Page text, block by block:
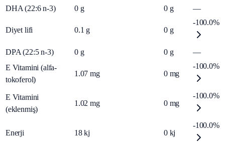
DHA (22:6 n-3) 0 g 0 g —
Diyet lifi 0.1 g 0 g
-100.0%
DPA (22:5 n-3) 0 g 0 g
—
E Vitamini (alfa-
tokoferol)
1.07 mg 0 mg
-100.0%
E Vitamini
(eklenmiş)
1.02 mg 0 mg
-100.0%
Enerji 18 kj 0 kj
-100.0%